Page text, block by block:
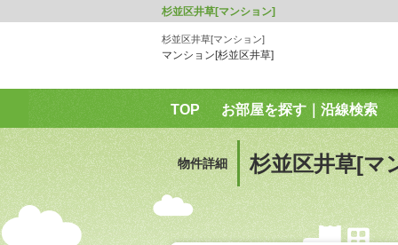
杉並区井草[マンション]
杉並区井草[マンション]
マンション[杉並区井草]
TOP お部屋を探す｜沿線検索
会社情報｜店舗のご案内 会社情
荻窪店｜TOP 吉祥寺店｜TOP
物件詳細 杉並区井草[マ